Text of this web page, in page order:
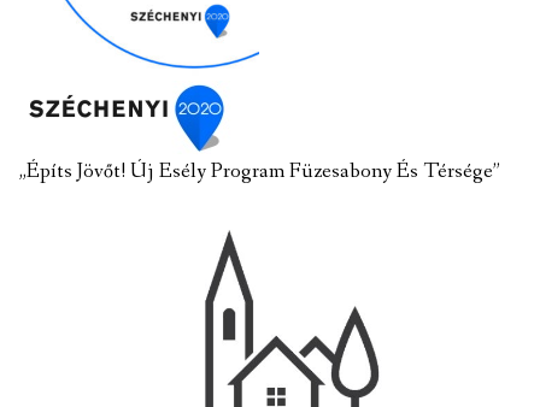
„Építs Jövőt! Új Esély Program Füzesabony És Térsége”